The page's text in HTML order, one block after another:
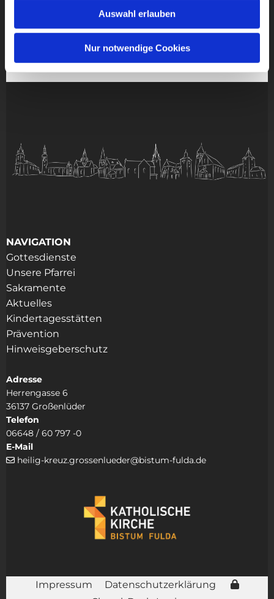
Auswahl erlauben
Nur notwendige Cookies
NAVIGATION
Gottesdienste
Unsere Pfarrei
Sakramente
Aktuelles
Kindertagesstätten
Prävention
Hinweisgeberschutz
Adresse
Herrengasse 6
36137 Großenlüder
Telefon
06648 / 60 797 -0
E-Mail
 heilig-kreuz.grossenlueder@bistum-fulda.de
Impressum
Datenschutzerklärung